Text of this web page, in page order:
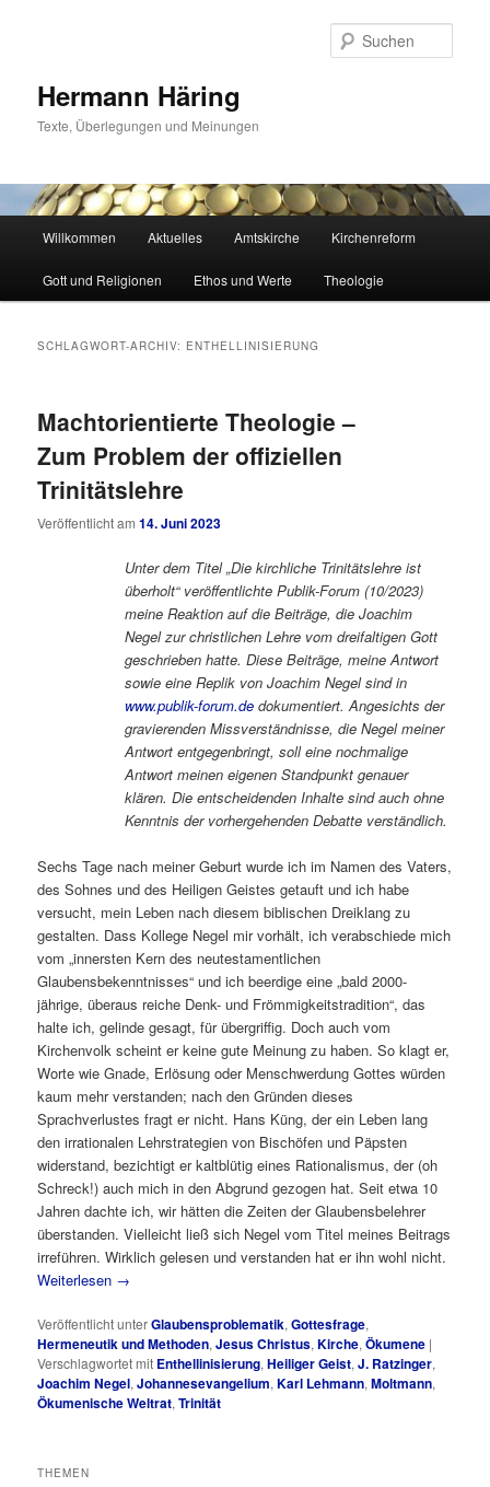
Hermann Häring
Texte, Überlegungen und Meinungen
Willkommen Aktuelles Amtskirche Kirchenreform
Gott und Religionen Ethos und Werte Theologie
SCHLAGWORT-ARCHIV: ENTHELLINISIERUNG
Machtorientierte Theologie –
Zum Problem der offiziellen
Trinitätslehre
Veröffentlicht am14. Juni 2023
Unter dem Titel „Die kirchliche Trinitätslehre ist
überholt“ veröffentlichte Publik-Forum (10/2023)
meine Reaktion auf die Beiträge, die Joachim
Negel zur christlichen Lehre vom dreifaltigen Gott
geschrieben hatte. Diese Beiträge, meine Antwort
sowie eine Replik von Joachim Negel sind in
www.publik-forum.de dokumentiert. Angesichts der
gravierenden Missverständnisse, die Negel meiner
Antwort entgegenbringt, soll eine nochmalige
Antwort meinen eigenen Standpunkt genauer
klären. Die entscheidenden Inhalte sind auch ohne
Kenntnis der vorhergehenden Debatte verständlich.
Sechs Tage nach meiner Geburt wurde ich im Namen des Vaters,
des Sohnes und des Heiligen Geistes getauft und ich habe
versucht, mein Leben nach diesem biblischen Dreiklang zu
gestalten. Dass Kollege Negel mir vorhält, ich verabschiede mich
vom „innersten Kern des neutestamentlichen
Glaubensbekenntnisses“ und ich beerdige eine „bald 2000-
jährige, überaus reiche Denk- und Frömmigkeitstradition“, das
halte ich, gelinde gesagt, für übergriffig. Doch auch vom
Kirchenvolk scheint er keine gute Meinung zu haben. So klagt er,
Worte wie Gnade, Erlösung oder Menschwerdung Gottes würden
kaum mehr verstanden; nach den Gründen dieses
Sprachverlustes fragt er nicht. Hans Küng, der ein Leben lang
den irrationalen Lehrstrategien von Bischöfen und Päpsten
widerstand, bezichtigt er kaltblütig eines Rationalismus, der (oh
Schreck!) auch mich in den Abgrund gezogen hat. Seit etwa 10
Jahren dachte ich, wir hätten die Zeiten der Glaubensbelehrer
überstanden. Vielleicht ließ sich Negel vom Titel meines Beitrags
irreführen. Wirklich gelesen und verstanden hat er ihn wohl nicht.
Weiterlesen →
Veröffentlicht unterGlaubensproblematik,Gottesfrage,
Hermeneutik und Methoden,Jesus Christus,Kirche,Ökumene |
Verschlagwortet mit Enthellinisierung,Heiliger Geist,J. Ratzinger,
Joachim Negel,Johannesevangelium,Karl Lehmann,Moltmann,
Ökumenische Weltrat,Trinität
THEMEN